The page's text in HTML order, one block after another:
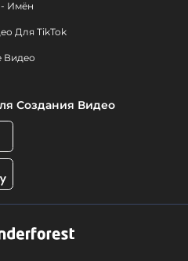
- Имён
Для TikTok
Видео
Создания Видео